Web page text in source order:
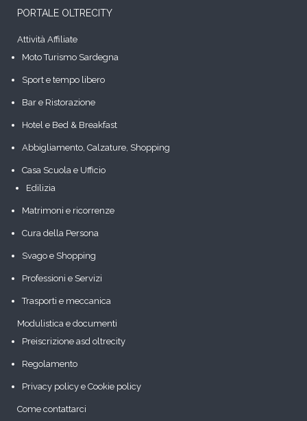
PORTALE OLTRECITY
Attività Affiliate
Moto Turismo Sardegna
Sport e tempo libero
Bar e Ristorazione
Hotel e Bed & Breakfast
Abbigliamento, Calzature, Shopping
Casa Scuola e Ufficio
Edilizia
Matrimoni e ricorrenze
Cura della Persona
Svago e Shopping
Professioni e Servizi
Trasporti e meccanica
Modulistica e documenti
Preiscrizione asd oltrecity
Regolamento
Privacy policy e Cookie policy
Come contattarci